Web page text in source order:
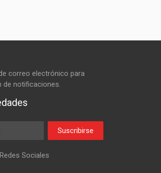
correo electrónico para
de notificaciones.
Suscribirse
Sociales